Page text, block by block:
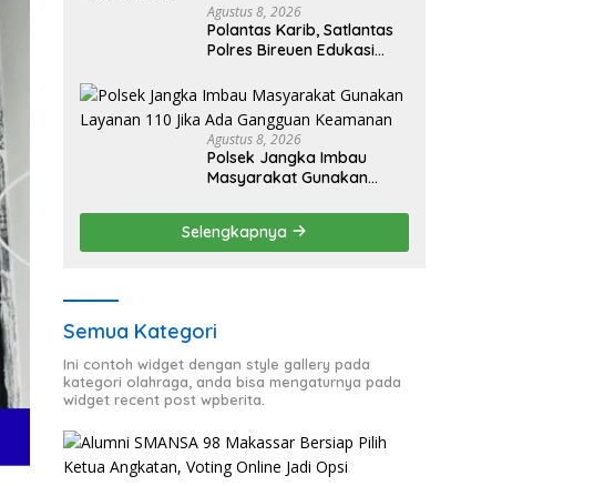
Agustus 8, 2026
Polantas Karib, Satlantas
Polres Bireuen Edukasi
Ketertiban Berlalu Lintas
Agustus 8, 2026
Polsek Jangka Imbau
Masyarakat Gunakan
Gangguan Keamanan
Selengkapnya
Semua Kategori
Ini contoh widget dengan style gallery pada
kategori olahraga, anda bisa mengaturnya pada
widget recent post wpberita.